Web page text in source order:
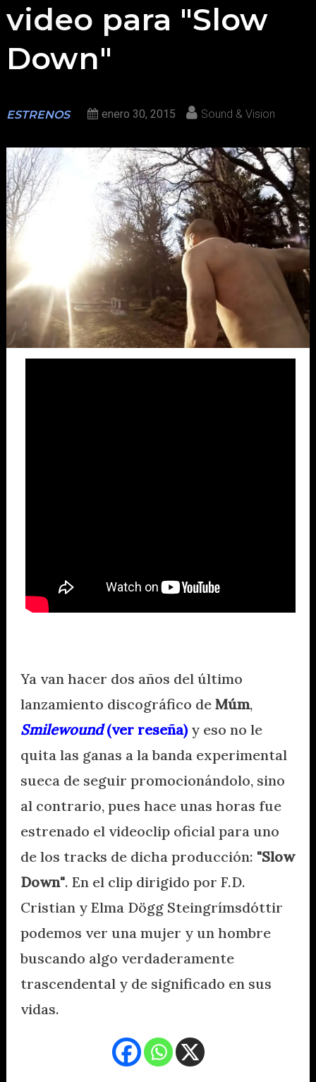
video para "Slow
Down"
ESTRENOS enero 30, 2015 Sound & Vision
Ya van hacer dos años del último
lanzamiento discográfico de Múm,
Smilewound(ver reseña) y eso no le
quita las ganas a la banda experimental
sueca de seguir promocionándolo, sino
al contrario, pues hace unas horas fue
estrenado el videoclip oficial para uno
de los tracks de dicha producción: "Slow
Down". En el clip dirigido por F.D.
Cristian y Elma Dögg Steingrímsdóttir
podemos ver una mujer y un hombre
buscando algo verdaderamente
trascendental y de significado en sus
vidas.